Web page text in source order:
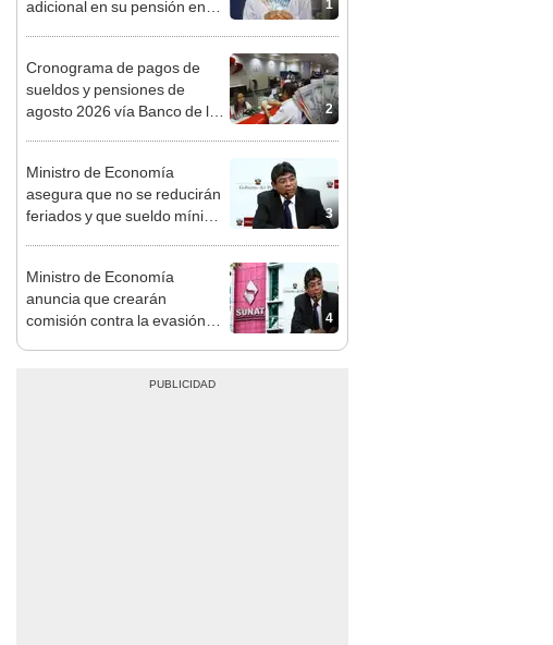
1
adicional en su pensión en
2
Cronograma de pagos de
sueldos y pensiones de
agosto 2026 vía Banco de la
3
Ministro de Economía
asegura que no se reducirán
feriados y que sueldo mínimo
4
Ministro de Economía
anuncia que crearán
comisión contra la evasión